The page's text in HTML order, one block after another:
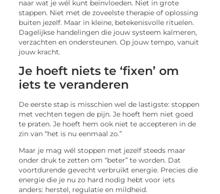
naar wat je wél kunt beïnvloeden. Niet in grote
stappen. Niet met de zoveelste therapie of oplossing
buiten jezelf. Maar in kleine, betekenisvolle rituelen.
Dagelijkse handelingen die jouw systeem kalmeren,
verzachten en ondersteunen. Op jouw tempo, vanuit
jouw kracht.
Je hoeft niets te ‘fixen’ om
iets te veranderen
De eerste stap is misschien wel de lastigste: stoppen
met vechten tegen de pijn. Je hoeft hem niet goed
te praten. Je hoeft hem ook niet te accepteren in de
zin van “het is nu eenmaal zo.”
Maar je mag wél stoppen met jezelf steeds maar
onder druk te zetten om “beter” te worden. Dat
voortdurende gevecht verbruikt energie. Precies die
energie die je nu zo hard nodig hebt voor iets
anders: herstel, regulatie en mildheid.